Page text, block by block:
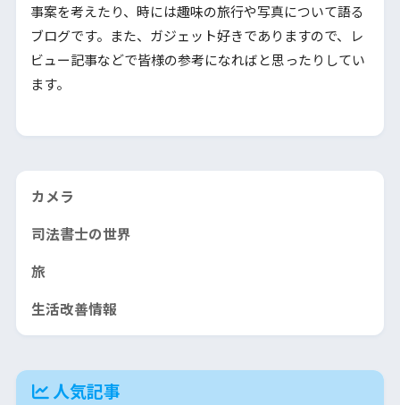
事案を考えたり、時には趣味の旅行や写真について語る
ブログです。また、ガジェット好きでありますので、レ
ビュー記事などで皆様の参考になればと思ったりしてい
ます。
カメラ
司法書士の世界
旅
生活改善情報
人気記事